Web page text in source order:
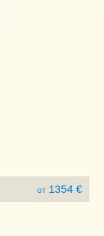
от1354 €